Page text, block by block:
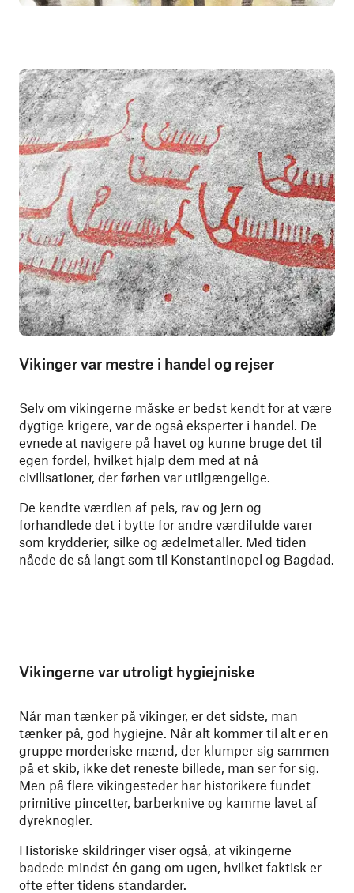
Vikinger var mestre i handel og rejser
Selv om vikingerne måske er bedst kendt for at være
dygtige krigere, var de også eksperter i handel. De
evnede at navigere på havet og kunne bruge det til
egen fordel, hvilket hjalp dem med at nå
civilisationer, der førhen var utilgængelige.
De kendte værdien af pels, rav og jern og
forhandlede det i bytte for andre værdifulde varer
som krydderier, silke og ædelmetaller. Med tiden
nåede de så langt som til Konstantinopel og Bagdad.
Vikingerne var utroligt hygiejniske
Når man tænker på vikinger, er det sidste, man
tænker på, god hygiejne. Når alt kommer til alt er en
gruppe morderiske mænd, der klumper sig sammen
på et skib, ikke det reneste billede, man ser for sig.
Men på flere vikingesteder har historikere fundet
primitive pincetter, barberknive og kamme lavet af
dyreknogler.
Historiske skildringer viser også, at vikingerne
badede mindst én gang om ugen, hvilket faktisk er
ofte efter tidens standarder.